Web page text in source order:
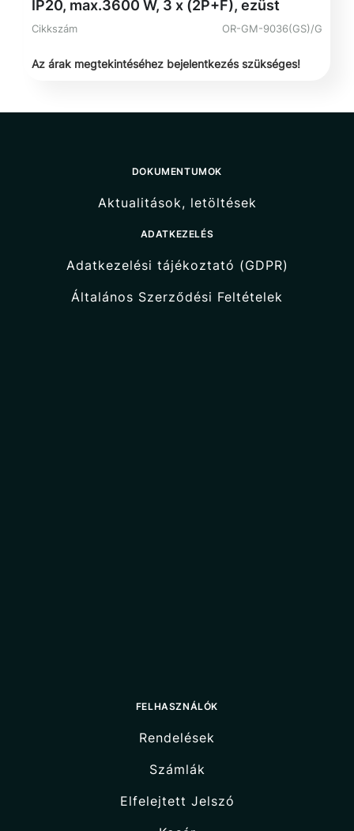
IP20, max.3600 W, 3 x (2P+F), ezüst
Cikkszám OR-GM-9036(GS)/G
Az árak megtekintéséhez bejelentkezés szükséges!
DOKUMENTUMOK
Aktualitások, letöltések
ADATKEZELÉS
Adatkezelési tájékoztató (GDPR)
Általános Szerződési Feltételek
FELHASZNÁLÓK
Rendelések
Számlák
Elfelejtett Jelszó